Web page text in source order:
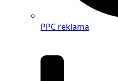
PPC reklama